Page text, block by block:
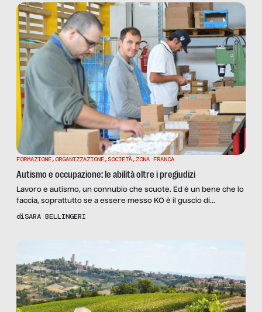
FORMAZIONE,ORGANIZZAZIONE, SOCIETÀ, ZONA FRANCA
Autismo e occupazione: le abilità oltre i pregiudizi
Lavoro e autismo, un connubio che scuote. Ed è un bene che lo
faccia, soprattutto se a essere messo KO è il guscio di
pregiudizi che troppo spesso lo caratterizza. C’è chi ancora
diSARA BELLINGERI